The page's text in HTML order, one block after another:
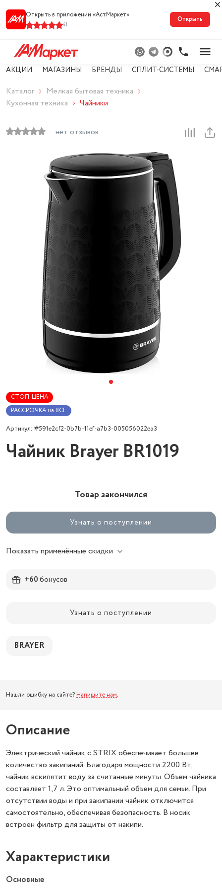
Открыть в приложении «АстМарке‪т‬»
41
Открыть
АКЦИИ МАГАЗИНЫ БРЕНДЫ СПЛИТ-СИСТЕМЫ
Каталог
Мелкая бытовая техника
Кухонная техника
Чайники
нет отзывов
СТОП-ЦЕНА
РАССРОЧКА на ВСЁ
Артикул: #591e2cf2-0b7b-11ef-a7b3-005056022ea3
Чайник Brayer BR1019
Товар закончился
Узнать о поступлении
Показать применённые скидки
+60бонусов
Узнать о поступлении
BRAYER
Нашли ошибку на сайте? Напишите нам.
Описание
Электрический чайник с STRIX обеспечивает большее
количество закипаний. Благодаря мощности 2200 Вт,
чайник вскипятит воду за считанные минуты. Объем чайника
составляет 1,7 л. Это оптимальный объем для семьи. При
отсутствии воды и при закипании чайник отключится
самостоятельно, обеспечивая безопасность. В носик
встроен фильтр для защиты от накипи.
Характеристики
Основные